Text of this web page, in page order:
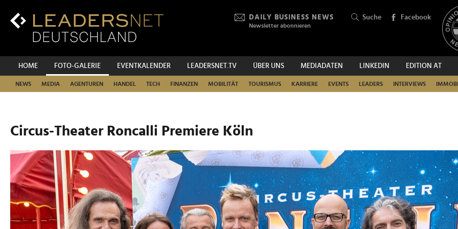
Inhalt
Hauptnavigation
DAILY BUSINESS NEWS
Newsletter abonnieren
Suche Facebook
HOME FOTO-GALERIE EVENTKALENDER LEADERSNET.TV ÜBER UNS MEDIADATEN LINKEDIN EDITION AT
NEWS MEDIA AGENTUREN HANDEL TECH FINANZEN MOBILITÄT TOURISMUS KARRIERE EVENTS LEADERS INTERVIEWS
SUCHEN
Circus-Theater Roncalli Premiere Köln